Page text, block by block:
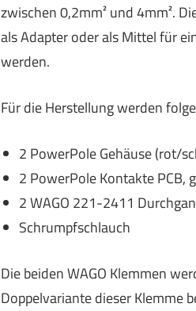
zwischen 0,2mm² und 4mm².
als Adapter oder als Mittel für
werden.
Für die Herstellung werden
2 PowerPole Gehäuse (rot/
2 PowerPole Kontakte PCB,
2 WAGO 221-2411
Schrumpfschlauch
Die beiden WAGO Klemmen
Doppelvariante dieser Klemme